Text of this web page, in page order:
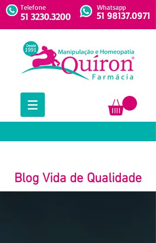
51 3230.3200
Telefone
51 98137.0971
Whatsapp
Blog Vida de Qualidade